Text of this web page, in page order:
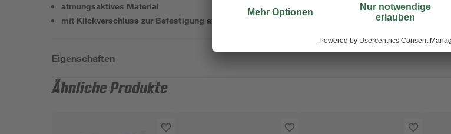
atmungsaktives Material
mit Klickverschluss zur Befestigung an Möbelbeinen
Eigenschaften
Ähnliche Produkte